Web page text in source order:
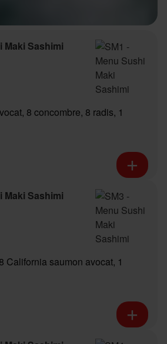
Maki Sashimi
8 concombre, 8 radis, 1
Maki Sashimi
California saumon avocat, 1